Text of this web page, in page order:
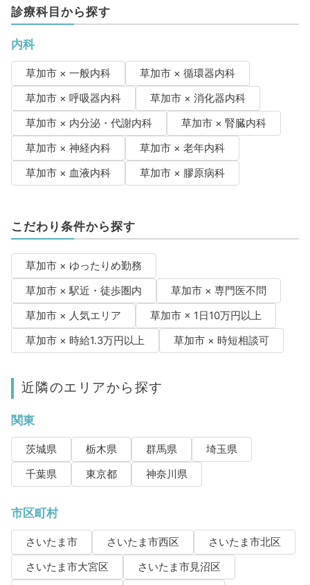
診療科目から探す
内科
草加市 × 一般内科
草加市 × 循環器内科
草加市 × 呼吸器内科
草加市 × 消化器内科
草加市 × 内分泌・代謝内科
草加市 × 腎臓内科
草加市 × 神経内科
草加市 × 老年内科
草加市 × 血液内科
草加市 × 膠原病科
こだわり条件から探す
草加市 × ゆったりめ勤務
草加市 × 駅近・徒歩圏内
草加市 × 専門医不問
草加市 × 人気エリア
草加市 × 1日10万円以上
草加市 × 時給1.3万円以上
草加市 × 時短相談可
近隣のエリアから探す
関東
茨城県 栃木県 群馬県
埼玉県
千葉県
東京都 神奈川県
市区町村
さいたま市 さいたま市西区
さいたま市北区
さいたま市大宮区
さいたま市見沼区